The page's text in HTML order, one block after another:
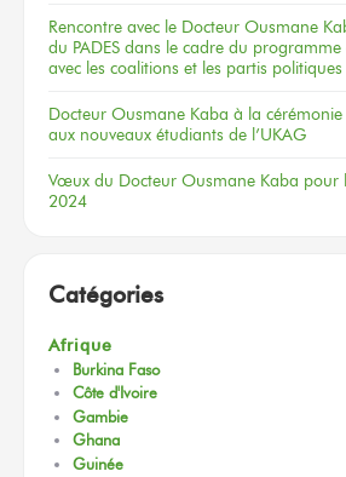
Rencontre avec le Docteur Ousmane
du PADES dans le cadre du programme
avec les coalitions et les partis politiques
Docteur Ousmane Kaba à la cérémonie
aux nouveaux étudiants de l’UKAG
Vœux du Docteur Ousmane Kaba pour
2024
Catégories
Afrique
Burkina Faso
Côte d'Ivoire
Gambie
Ghana
Guinée